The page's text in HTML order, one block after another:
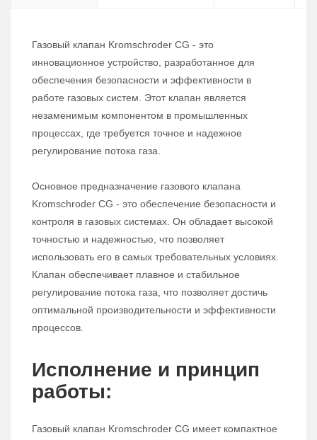
Газовый клапан Kromschroder CG - это
инновационное устройство, разработанное для
обеспечения безопасности и эффективности в
работе газовых систем. Этот клапан является
незаменимым компонентом в промышленных
процессах, где требуется точное и надежное
регулирование потока газа.
Основное предназначение газового клапана
Kromschroder CG - это обеспечение безопасности и
контроля в газовых системах. Он обладает высокой
точностью и надежностью, что позволяет
использовать его в самых требовательных условиях.
Клапан обеспечивает плавное и стабильное
регулирование потока газа, что позволяет достичь
оптимальной производительности и эффективности
процессов.
Исполнение и принцип
работы:
Газовый клапан Kromschroder CG имеет компактное